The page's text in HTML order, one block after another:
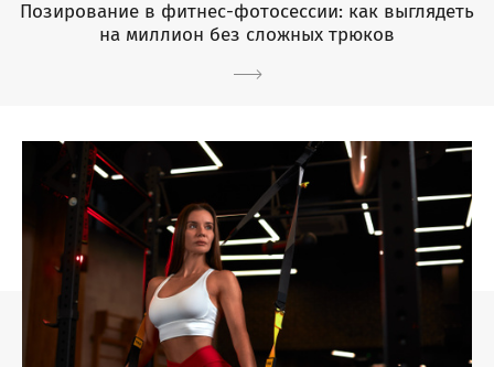
Позирование в фитнес-фотосессии: как выглядеть
на миллион без сложных трюков